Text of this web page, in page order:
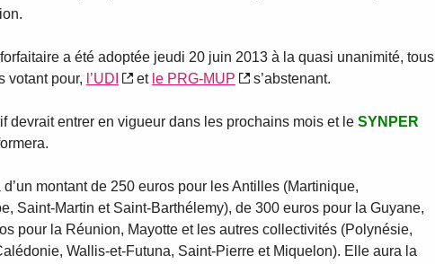
a été adoptée jeudi 20 juin 2013 à la quasi unanimité, tous
votant pour, l’UDI et le PRG-MUP s’abstenant.
devrait entrer en vigueur dans les prochains mois et le SYNPER
d’un montant de 250 euros pour les Antilles (Martinique,
Saint-Martin et Saint-Barthélemy), de 300 euros pour la Guyane,
pour la Réunion, Mayotte et les autres collectivités (Polynésie,
Wallis-et-Futuna, Saint-Pierre et Miquelon). Elle aura la